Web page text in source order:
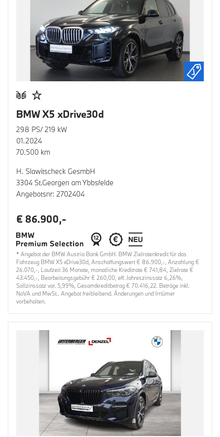
BMW X5 xDrive30d
298 PS/ 219 kW
01.2024
70.500 km
H. Slawitscheck GesmbH
3304 St.Georgen am Ybbsfelde
Angebotsnr: 2702404
€ 86.900,-
* Angebot der BMW Austria Bank GmbH. BMW Zielratenkredit für das
Fahrzeug BMW X5 xDrive30d, Anschaffungswert € 86.900,-, Anzahlung €
26.070,-, Laufzeit 36 Monate, monatliche Kreditrate € 741,84, Zielrate €
43.450,-, Bearbeitungsgebühr € 260,00, eff. Jahreszinssatz 6,26%,
Sollzinssatz var. 5,99%, Gesamtkreditbetrag € 70.416,22. Beträge inkl.
NoVA und MwSt.. Angebot freibleibend. Änderungen und Irrtümer
vorbehalten.